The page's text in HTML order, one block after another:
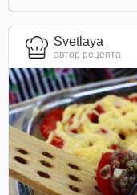
Svetlaya
автор рецепта